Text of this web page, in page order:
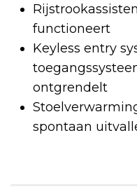
functioneert
Keyless entry
ontgrendelt
spontaan